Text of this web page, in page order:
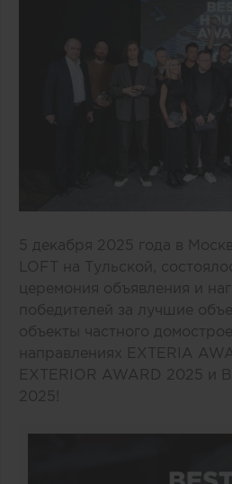
5 декабря 2025 года в
LOFT на Тульской,
церемония объявления и
победителей за лучшие
объекты частного
направлениях EXTERIA
EXTERIOR AWARD 2025 и
2025!